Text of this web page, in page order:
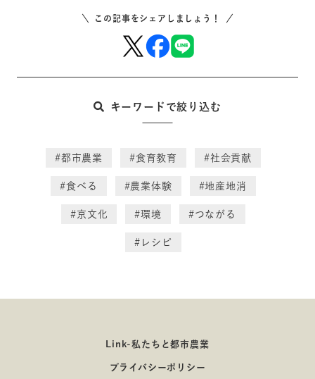
この記事をシェアしましょう！
キーワードで絞り込む
#都市農業 #食育教育 #社会貢献
#食べる #農業体験 #地産地消
#京文化 #環境 #つながる
#レシピ
Link-私たちと都市農業
プライバシーポリシー